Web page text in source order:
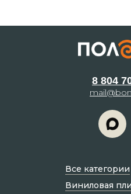
8 804
Все категории
Виниловая